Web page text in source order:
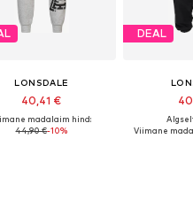
LONSDALE
40,41 €
madalaim hind:
44,90 €-10%
DEAL
Viimane